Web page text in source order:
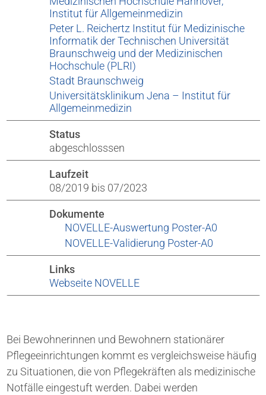
Institut für Allgemeinmedizin
Peter L. Reichertz Institut für Medizinische
Informatik der Technischen Universität
Braunschweig und der Medizinischen
Hochschule (PLRI)
Stadt Braunschweig
Universitätsklinikum Jena – Institut für
Allgemeinmedizin
Status
abgeschlosssen
Laufzeit
08/2019 bis 07/2023
Dokumente
NOVELLE-Auswertung Poster-A0
NOVELLE-Validierung Poster-A0
Links
Webseite NOVELLE
Bei Bewohnerinnen und Bewohnern stationärer
Pflegeeinrichtungen kommt es vergleichsweise häufig
zu Situationen, die von Pflegekräften als medizinische
Notfälle eingestuft werden. Dabei werden